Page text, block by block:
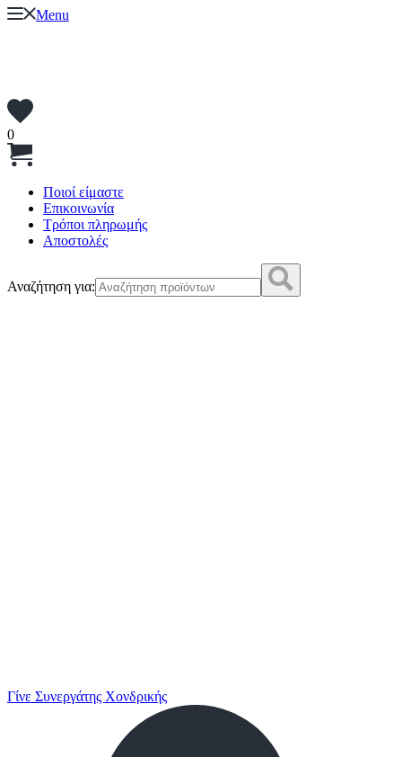
Menu
0
Ποιοί είμαστε
Επικοινωνία
Τρόποι πληρωμής
Αποστολές
Αναζήτηση για:
Γίνε Συνεργάτης Χονδρικής